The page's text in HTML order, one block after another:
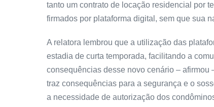
tanto um contrato de locação residencial por
firmados por plataforma digital, sem que sua
A relatora lembrou que a utilização das
estadia de curta temporada, facilitando a
consequências desse novo cenário –
traz consequências para a segurança e o
a necessidade de autorização dos